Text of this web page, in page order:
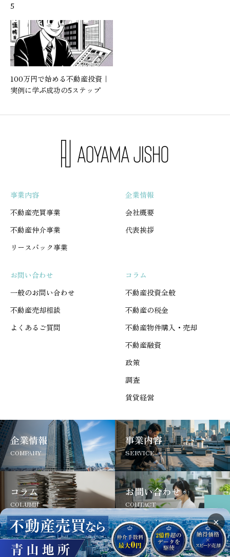
5
100万円で始める不動産投資｜
実例に学ぶ成功の5ステップ
事業内容
不動産売買事業
不動産仲介事業
リースバック事業
企業情報
会社概要
代表挨拶
お問い合わせ
一般のお問い合わせ
不動産売却相談
よくあるご質問
コラム
不動産投資全般
不動産の税金
不動産物件購入・売却
不動産融資
政策
調査
賃貸経営
企業情報
COMPANY
事業内容
SERVICE
コラム
COLUMN
お問い合わせ
CONTACT
サイトについて よくあるご質問 お問い合わせ
×